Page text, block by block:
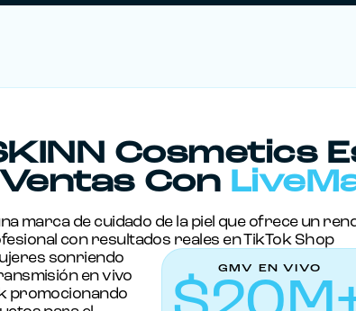
Cosmetics
Con
marca de cuidado de la piel que ofrece un
con resultados reales en TikTok Shop
GMV EN VIVO